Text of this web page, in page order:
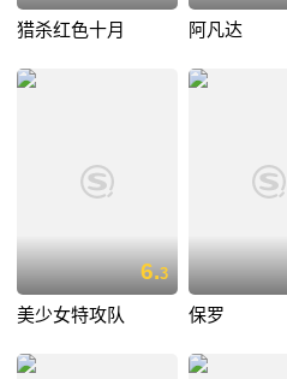
猎杀红色十月 阿凡达
6.3
美少女特攻队 保罗